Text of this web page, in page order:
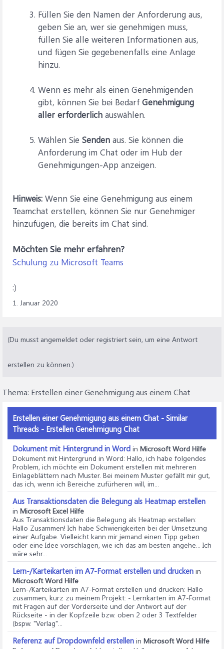
Füllen Sie den Namen der Anforderung aus,
geben Sie an, wer sie genehmigen muss,
füllen Sie alle weiteren Informationen aus,
und fügen Sie gegebenenfalls eine Anlage
hinzu.
Wenn es mehr als einen Genehmigenden
gibt, können Sie bei Bedarf Genehmigung
aller erforderlich auswählen.
Wählen Sie Senden aus. Sie können die
Anforderung im Chat oder im Hub der
Genehmigungen-App anzeigen.
Hinweis: Wenn Sie eine Genehmigung aus einem
Teamchat erstellen, können Sie nur Genehmiger
hinzufügen, die bereits im Chat sind.
Möchten Sie mehr erfahren?
Schulung zu Microsoft Teams
:)
1. Januar 2020
(Du musst angemeldet oder registriert sein, um eine Antwort
erstellen zu können.)
Thema: Erstellen einer Genehmigung aus einem Chat
Erstellen einer Genehmigung aus einem Chat - Similar
Threads - Erstellen Genehmigung Chat
Dokument mit Hintergrund in Word in Microsoft Word Hilfe
Dokument mit Hintergrund in Word: Hallo, ich habe folgendes
Problem, ich möchte ein Dokument erstellen mit mehreren
Einlageblättern nach Muster. Bei meinem Muster gefällt mir gut,
das ich, wenn ich Bereiche zufürheren will, im...
Aus Transaktionsdaten die Belegung als Heatmap erstellen
in Microsoft Excel Hilfe
Aus Transaktionsdaten die Belegung als Heatmap erstellen:
Hallo Zusammen! Ich habe Schwierigkeiten bei der Umsetzung
einer Aufgabe. Vielleicht kann mir jemand einen Tipp geben
oder eine Idee vorschlagen, wie ich das am besten angehe... Ich
wäre sehr...
Lern-/Karteikarten im A7-Format erstellen und drucken in
Microsoft Word Hilfe
Lern-/Karteikarten im A7-Format erstellen und drucken: Hallo
zusammen, kurz zu meinem Projekt: - Lernkarten im A7-Format
mit Fragen auf der Vorderseite und der Antwort auf der
Rückseite - in der Kopfzeile bzw. oben 2 oder 3 Textfelder
(bspw. "Verlag"...
Referenz auf Dropdownfeld erstellen in Microsoft Word Hilfe